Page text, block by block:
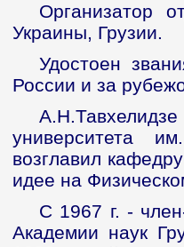
Организатор
Украины, Грузии.
Удостоен
России и за
А.Н.Тавхелидзе
университета
возглавил
идее на
С 1967 г. -
Академии наук